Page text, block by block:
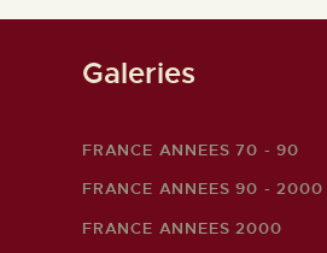
Galeries
FRANCE ANNEES 70 - 90
FRANCE ANNEES 90 - 2000
FRANCE ANNEES 2000